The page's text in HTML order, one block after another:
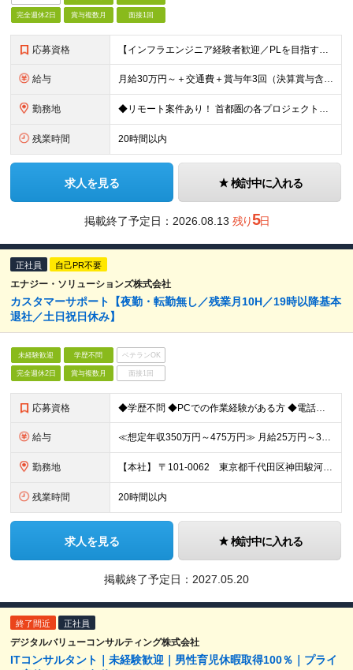
完全週休2日 賞与複数月 面接1回
応募資格 【インフラエンジニア経験者歓迎／PLを目指す方にも最適な環境です！】 ◎ネットワーク構築の実務経験（目安として5年以上） ◎学歴不問 ★要件定義や基本設計など上流工程の経験がある方は優遇します！ ★
給与 月給30万円～＋交通費＋賞与年3回（決算賞与含む） ※経験・スキル・前職給与を最大限考慮し、面談のうえ決定します。 ※残業代は別途全額支給いたします。 ※試用期間3ヶ月あり（期間中の給与・待遇に差異は
勤務地 ◆リモート案件あり！ 首都圏の各プロジェクト先での勤務となります。 【本社】東京都台東区台東1-38-9 イトーピア清洲橋通ビル8F ＼希望者は大阪支社勤務も可能です／ ※(変更の範囲)上記を除く当
残業時間 20時間以内
求人を見る 検討中に入れる
掲載終了予定日： 2026.08.13 残り5日
正社員 自己PR不要
エナジー・ソリューションズ株式会社
カスタマーサポート【夜勤・転勤無し／残業月10H／19時以降基本
退社／土日祝日休み】
未経験歓迎 学歴不問 ベテランOK
完全週休2日 賞与複数月 面接1回
応募資格 ◆学歴不問 ◆PCでの作業経験がある方 ◆電話対応に抵抗のない方
給与 ≪想定年収350万円～475万円≫ 月給25万円～34万円＋賞与年2回（1ヶ月×2） ※月給には月30時間分(46,992円～)のみなし残業代を含みます。 超過分は別途支給します ※前職や経験を考
勤務地 【本社】 〒101-0062 東京都千代田区神田駿河台2丁目3-11 ヒューリック御茶ノ水ビル11F
残業時間 20時間以内
求人を見る 検討中に入れる
掲載終了予定日： 2027.05.20
終了間近 正社員
デジタルバリューコンサルティング株式会社
ITコンサルタント｜未経験歓迎｜男性育児休暇取得100％｜プライ